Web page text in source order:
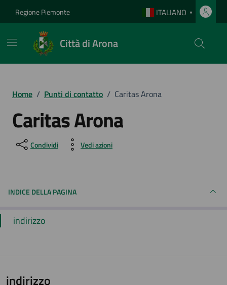
Regione Piemonte ITALIANO ▼
Città di Arona
Home / Punti di contatto / Caritas Arona
Caritas Arona
Condividi Vedi azioni
INDICE DELLA PAGINA
indirizzo
indirizzo